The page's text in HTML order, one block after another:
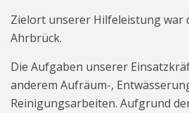
Zielort unserer Hilfeleistung war
Ahrbrück.
Die Aufgaben unserer
anderem Aufräum-,
Reinigungsarbeiten. Aufgrund